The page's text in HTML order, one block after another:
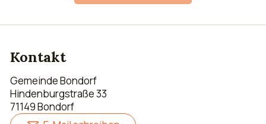
Kontakt
Gemeinde Bondorf
Hindenburgstraße 33
71149 Bondorf